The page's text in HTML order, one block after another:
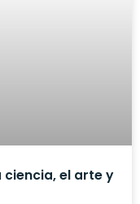
ciencia, el arte y